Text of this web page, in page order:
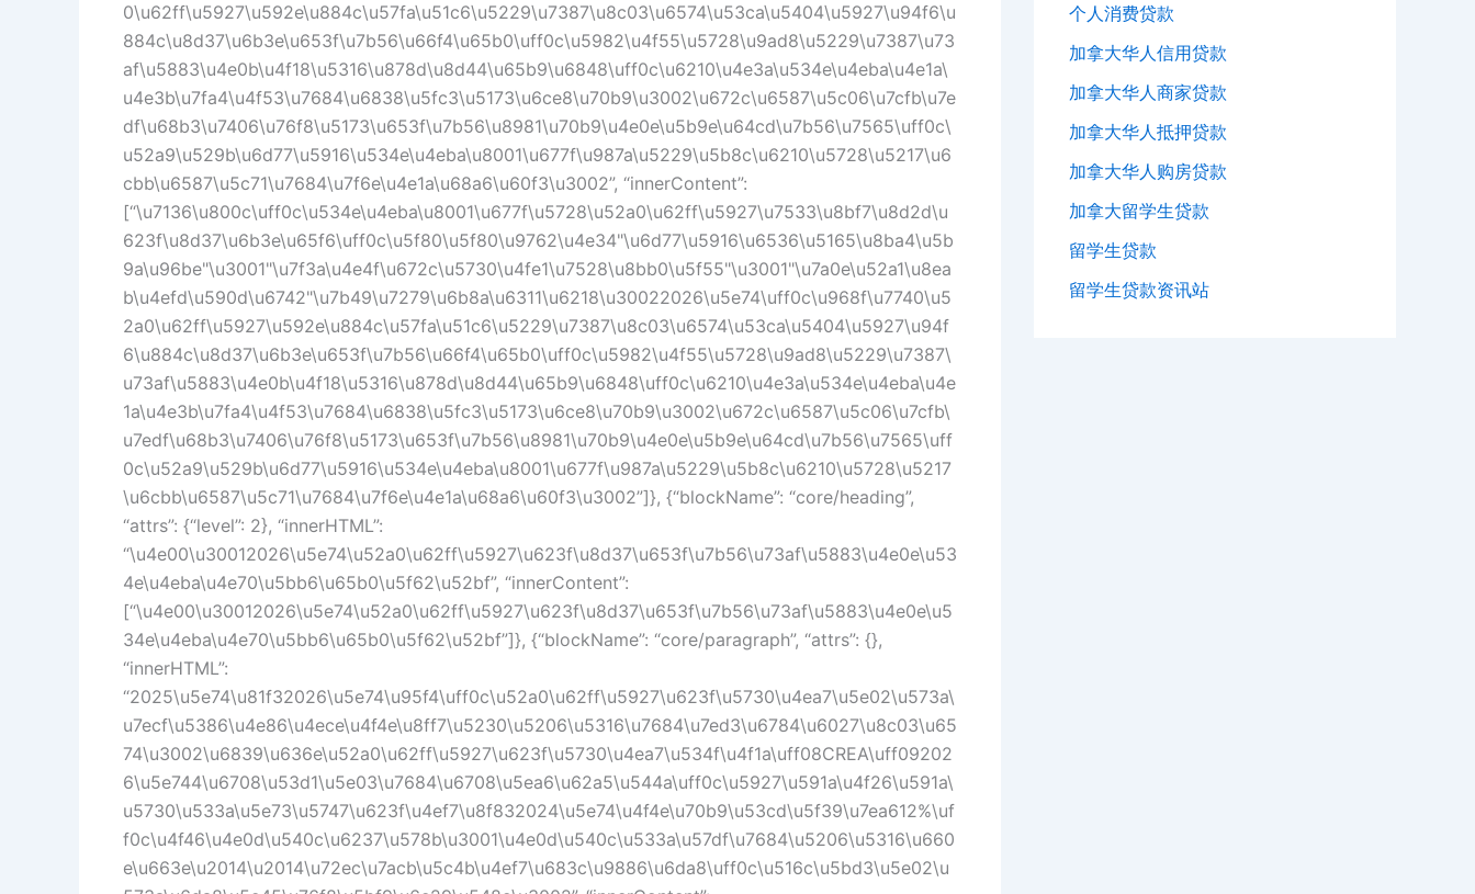
0\u62ff\u5927\u592e\u884c\u57fa\u51c6\u5229\u7387\u8c03\u6574\u53ca\u5404\u5927\u94f6\u
884c\u8d37\u6b3e\u653f\u7b56\u66f4\u65b0\uff0c\u5982\u4f55\u5728\u9ad8\u5229\u7387\u73
af\u5883\u4e0b\u4f18\u5316\u878d\u8d44\u65b9\u6848\uff0c\u6210\u4e3a\u534e\u4eba\u4e1a\
u4e3b\u7fa4\u4f53\u7684\u6838\u5fc3\u5173\u6ce8\u70b9\u3002\u672c\u6587\u5c06\u7cfb\u7e
df\u68b3\u7406\u76f8\u5173\u653f\u7b56\u8981\u70b9\u4e0e\u5b9e\u64cd\u7b56\u7565\uff0c\
u52a9\u529b\u6d77\u5916\u534e\u4eba\u8001\u677f\u987a\u5229\u5b8c\u6210\u5728\u5217\u6
cbb\u6587\u5c71\u7684\u7f6e\u4e1a\u68a6\u60f3\u3002”, “innerContent”:
[“\u7136\u800c\uff0c\u534e\u4eba\u8001\u677f\u5728\u52a0\u62ff\u5927\u7533\u8bf7\u8d2d\u
623f\u8d37\u6b3e\u65f6\uff0c\u5f80\u5f80\u9762\u4e34"\u6d77\u5916\u6536\u5165\u8ba4\u5b
9a\u96be"\u3001"\u7f3a\u4e4f\u672c\u5730\u4fe1\u7528\u8bb0\u5f55"\u3001"\u7a0e\u52a1\u8ea
b\u4efd\u590d\u6742"\u7b49\u7279\u6b8a\u6311\u6218\u30022026\u5e74\uff0c\u968f\u7740\u5
2a0\u62ff\u5927\u592e\u884c\u57fa\u51c6\u5229\u7387\u8c03\u6574\u53ca\u5404\u5927\u94f
6\u884c\u8d37\u6b3e\u653f\u7b56\u66f4\u65b0\uff0c\u5982\u4f55\u5728\u9ad8\u5229\u7387\
u73af\u5883\u4e0b\u4f18\u5316\u878d\u8d44\u65b9\u6848\uff0c\u6210\u4e3a\u534e\u4eba\u4e
1a\u4e3b\u7fa4\u4f53\u7684\u6838\u5fc3\u5173\u6ce8\u70b9\u3002\u672c\u6587\u5c06\u7cfb\
u7edf\u68b3\u7406\u76f8\u5173\u653f\u7b56\u8981\u70b9\u4e0e\u5b9e\u64cd\u7b56\u7565\uff
0c\u52a9\u529b\u6d77\u5916\u534e\u4eba\u8001\u677f\u987a\u5229\u5b8c\u6210\u5728\u5217
\u6cbb\u6587\u5c71\u7684\u7f6e\u4e1a\u68a6\u60f3\u3002”]}, {“blockName”: “core/heading”,
“attrs”: {“level”: 2}, “innerHTML”:
“\u4e00\u30012026\u5e74\u52a0\u62ff\u5927\u623f\u8d37\u653f\u7b56\u73af\u5883\u4e0e\u53
4e\u4eba\u4e70\u5bb6\u65b0\u5f62\u52bf”, “innerContent”:
[“\u4e00\u30012026\u5e74\u52a0\u62ff\u5927\u623f\u8d37\u653f\u7b56\u73af\u5883\u4e0e\u5
34e\u4eba\u4e70\u5bb6\u65b0\u5f62\u52bf”]}, {“blockName”: “core/paragraph”, “attrs”: {},
“innerHTML”:
“2025\u5e74\u81f32026\u5e74\u95f4\uff0c\u52a0\u62ff\u5927\u623f\u5730\u4ea7\u5e02\u573a\
u7ecf\u5386\u4e86\u4ece\u4f4e\u8ff7\u5230\u5206\u5316\u7684\u7ed3\u6784\u6027\u8c03\u65
74\u3002\u6839\u636e\u52a0\u62ff\u5927\u623f\u5730\u4ea7\u534f\u4f1a\uff08CREA\uff09202
6\u5e744\u6708\u53d1\u5e03\u7684\u6708\u5ea6\u62a5\u544a\uff0c\u5927\u591a\u4f26\u591a\
u5730\u533a\u5e73\u5747\u623f\u4ef7\u8f832024\u5e74\u4f4e\u70b9\u53cd\u5f39\u7ea612%\uf
f0c\u4f46\u4e0d\u540c\u6237\u578b\u3001\u4e0d\u540c\u533a\u57df\u7684\u5206\u5316\u660
e\u663e\u2014\u2014\u72ec\u7acb\u5c4b\u4ef7\u683c\u9886\u6da8\uff0c\u516c\u5bd3\u5e02\u
个人消费贷款
加拿大华人信用贷款
加拿大华人商家贷款
加拿大华人抵押贷款
加拿大华人购房贷款
加拿大留学生贷款
留学生贷款
留学生贷款资讯站